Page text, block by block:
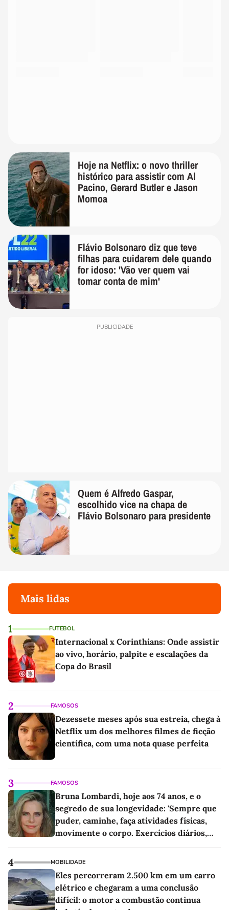
Hoje na Netflix: o novo thriller
histórico para assistir com Al
Pacino, Gerard Butler e Jason
Momoa
Flávio Bolsonaro diz que teve
filhas para cuidarem dele quando
for idoso: 'Vão ver quem vai
tomar conta de mim'
PUBLICIDADE
Quem é Alfredo Gaspar,
escolhido vice na chapa de
Flávio Bolsonaro para presidente
Mais lidas
1 FUTEBOL
Internacional x Corinthians: Onde assistir
ao vivo, horário, palpite e escalações da
Copa do Brasil
2 FAMOSOS
Dezessete meses após sua estreia, chega à
Netflix um dos melhores filmes de ficção
científica, com uma nota quase perfeita
3 FAMOSOS
Bruna Lombardi, hoje aos 74 anos, e o
segredo de sua longevidade: 'Sempre que
puder, caminhe, faça atividades físicas,
movimente o corpo. Exercícios diários,
4 MOBILIDADE
Eles percorreram 2.500 km em um carro
elétrico e chegaram a uma conclusão
difícil: o motor a combustão continua